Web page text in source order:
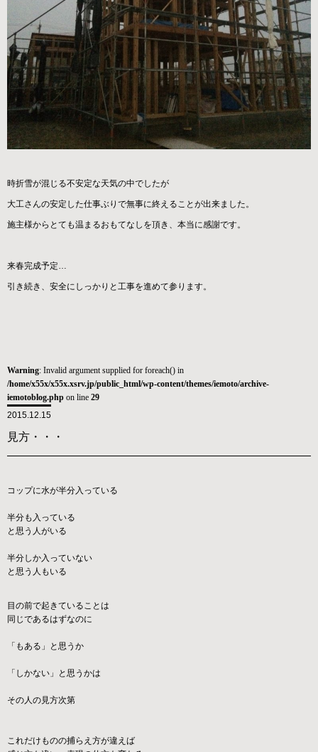
時折雪が混じる不安定な天気の中でしたが
大工さんの安定した仕事ぶりで無事に終えることが出来ました。
施主様からとても温まるおもてなしを頂き、本当に感謝です。
来春完成予定…
引き続き、安全にしっかりと工事を進めて参ります。
Warning: Invalid argument supplied for foreach() in
/home/x55x/x55x.xsrv.jp/public_html/wp-content/themes/iemoto/archive-
iemotoblog.php on line 29
2015.12.15
見方・・・
コップに水が半分入っている
半分も入っている
と思う人がいる
半分しか入っていない
と思う人もいる
目の前で起きていることは
同じであるはずなのに
「もある」と思うか
「しかない」と思うかは
その人の見方次第
これだけものの捕らえ方が違えば